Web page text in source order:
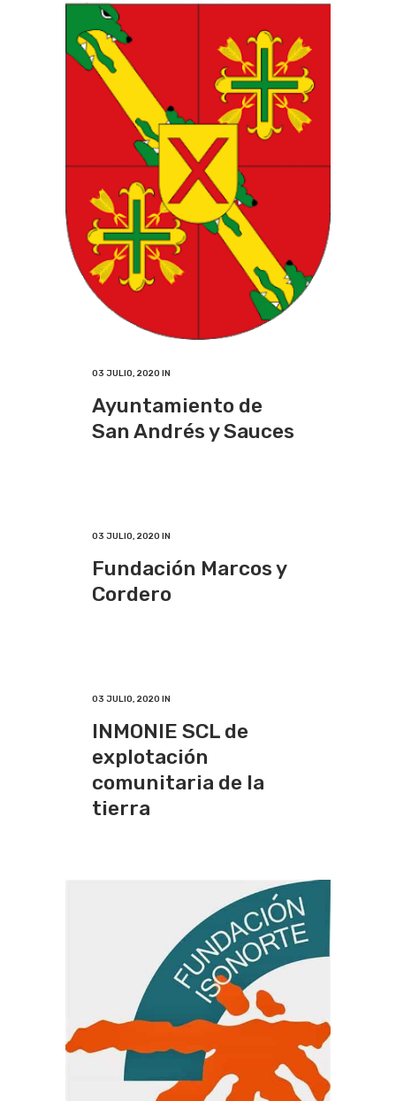
03 JULIO, 2020 IN
Ayuntamiento de
San Andrés y Sauces
03 JULIO, 2020 IN
Fundación Marcos y
Cordero
03 JULIO, 2020 IN
INMONIE SCL de
explotación
comunitaria de la
tierra